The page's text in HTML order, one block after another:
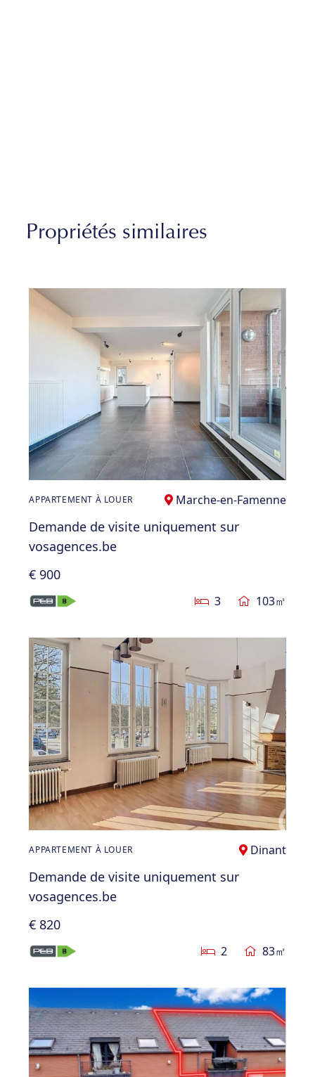
Propriétés similaires
APPARTEMENT À LOUER Marche-en-Famenne
Demande de visite uniquement sur
vosagences.be
€ 900
3 103㎡
APPARTEMENT À LOUER Dinant
Demande de visite uniquement sur
vosagences.be
€ 820
2 83㎡